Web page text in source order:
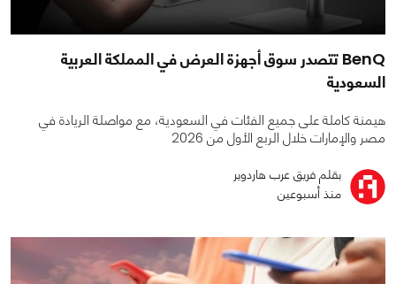
BenQ تتصدر سوق أجهزة العرض في المملكة العربية
هيمنة كاملة على جميع الفئات في السعودية، مع مواصلة الريادة في
بقلم فريق عرب هاردوير